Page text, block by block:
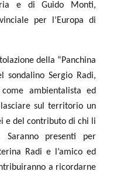
e di Guido Monti,
per l’Europa di
della “Panchina
sondalino Sergio Radi,
ambientalista ed
sul territorio un
e del contributo di chi li
Saranno presenti per
Radi e l’amico ed
a ricordarne